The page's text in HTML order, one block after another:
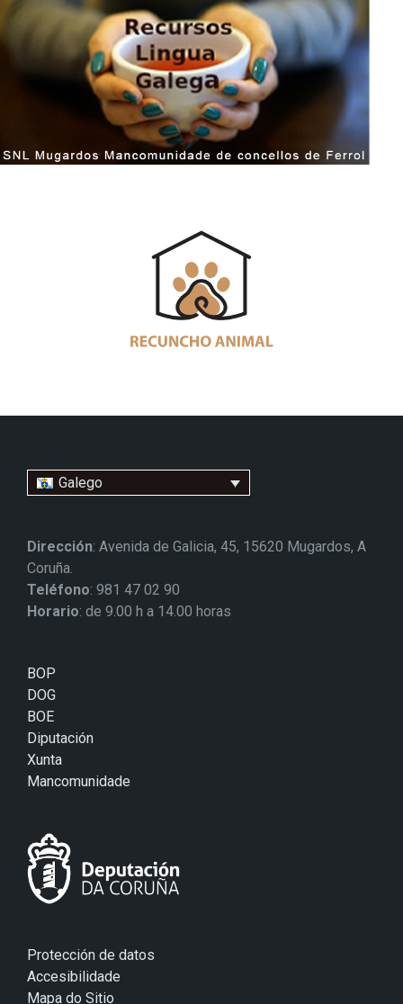
Galego
Dirección: Avenida de Galicia, 45, 15620 Mugardos, A
Coruña.
Teléfono: 981 47 02 90
Horario: de 9.00 h a 14.00 horas
BOP
DOG
BOE
Diputación
Xunta
Mancomunidade
Protección de datos
Accesibilidade
Mapa do Sitio